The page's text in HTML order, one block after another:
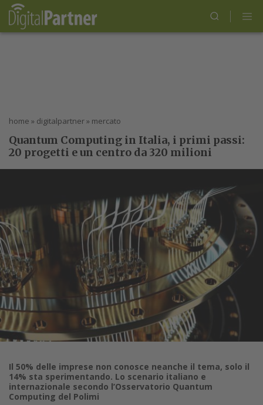
home » digitalpartner» mercato
Quantum Computing in Italia, i primi passi:
20 progetti e un centro da 320 milioni
Il 50% delle imprese non conosce neanche il tema, solo il
14% sta sperimentando. Lo scenario italiano e
internazionale secondo l’Osservatorio Quantum
Computing del Polimi